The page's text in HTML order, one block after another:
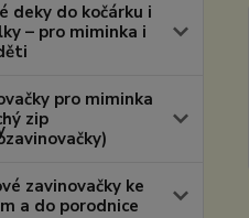
deky do kočárku i
– pro miminka i
pro miminka
zip
zavinovačky ke
a do porodnice